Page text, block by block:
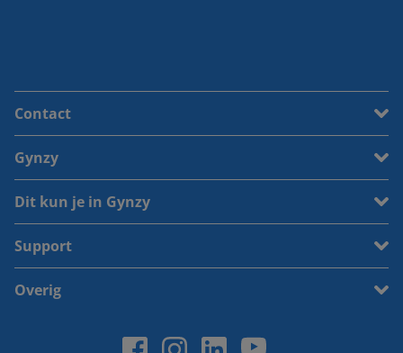
Contact
Gynzy
Dit kun je in Gynzy
Support
Overig